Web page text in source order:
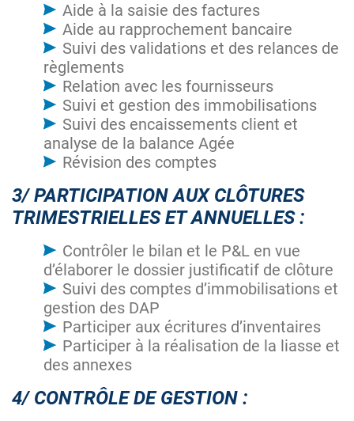
Aide à la saisie des factures
Aide au rapprochement bancaire
Suivi des validations et des relances de
règlements
Relation avec les fournisseurs
Suivi et gestion des immobilisations
Suivi des encaissements client et
analyse de la balance Agée
Révision des comptes
3/ PARTICIPATION AUX CLÔTURES
TRIMESTRIELLES ET ANNUELLES :
Contrôler le bilan et le P&L en vue
d’élaborer le dossier justificatif de clôture
Suivi des comptes d’immobilisations et
gestion des DAP
Participer aux écritures d’inventaires
Participer à la réalisation de la liasse et
des annexes
4/ CONTRÔLE DE GESTION :